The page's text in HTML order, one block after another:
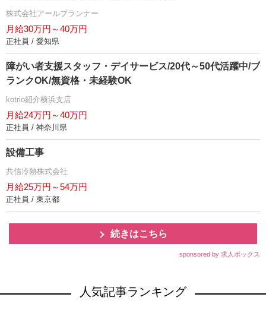
株式会社アールプランナー
月給30万円～40万円
正社員 / 愛知県
障がい者支援スタッフ・デイサービス/20代～50代活躍中/ブ
ランクOK/無資格・未経験OK
kotrio紹介横浜支店
月給24万円～40万円
正社員 / 神奈川県
設備工事
共信冷熱株式会社
月給25万円～54万円
正社員 / 東京都
続きはこちら
sponsored by 求人ボックス
人気記事ランキング